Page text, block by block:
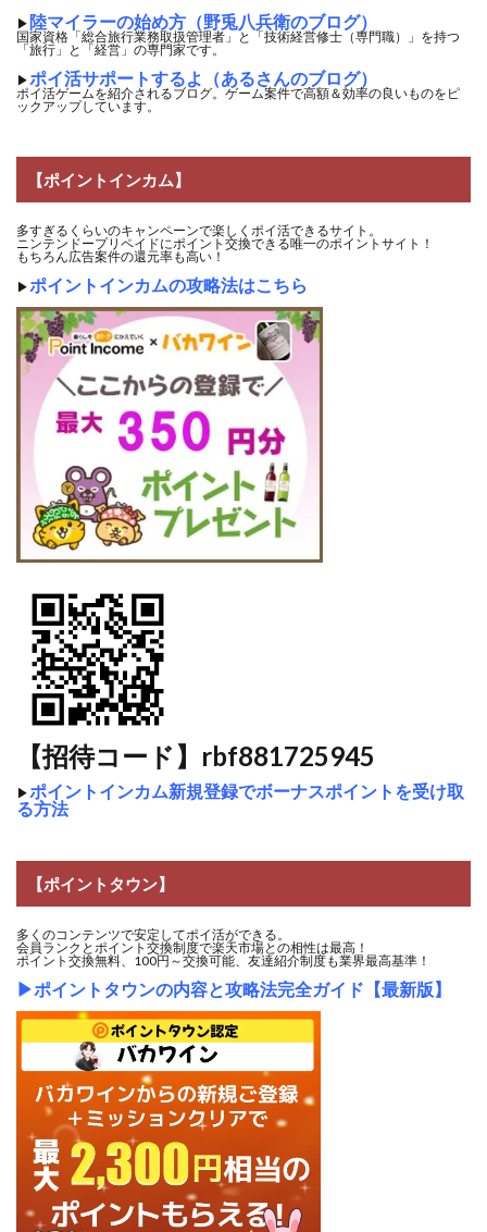
▶陸マイラーの始め方（野兎八兵衛のブログ）
国家資格「総合旅行業務取扱管理者」と「技術経営修士（専門職）」を持つ
「旅行」と「経営」の専門家です。
▶ポイ活サポートするよ（あるさんのブログ）
ポイ活ゲームを紹介されるブログ。ゲーム案件で高額＆効率の良いものをピ
ックアップしています。
【ポイントインカム】
多すぎるくらいのキャンペーンで楽しくポイ活できるサイト。
ニンテンドープリペイドにポイント交換できる唯一のポイントサイト！
もちろん広告案件の還元率も高い！
▶ポイントインカムの攻略法はこちら
【招待コード】rbf881725945
▶ポイントインカム新規登録でボーナスポイントを受け取
る方法
【ポイントタウン】
多くのコンテンツで安定してポイ活ができる。
会員ランクとポイント交換制度で楽天市場との相性は最高！
ポイント交換無料、100円～交換可能、友達紹介制度も業界最高基準！
▶ポイントタウンの内容と攻略法完全ガイド【最新版】